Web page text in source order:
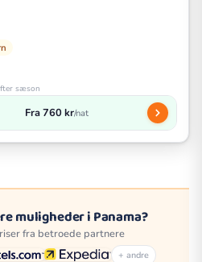
sæson
Fra 760 kr/nat
muligheder i Panama?
fra betroede partnere
+ andre